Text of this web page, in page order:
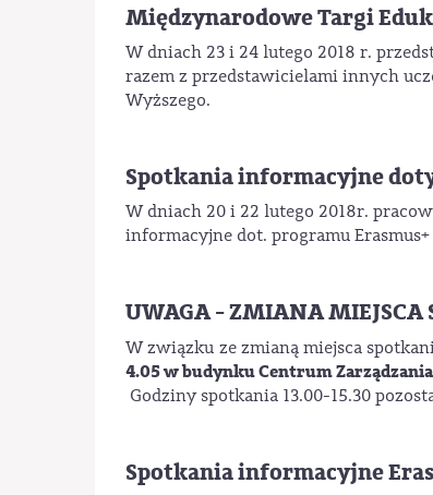
Międzynarodowe Targi
W dniach 23 i 24 lutego 2018 r.
razem z przedstawicielami innych
Wyższego.
Spotkania informacyjne
W dniach 20 i 22 lutego 2018r.
informacyjne dot. programu
UWAGA - ZMIANA MIEJSCA
W związku ze zmianą miejsca
4.05 w budynku Centrum
Godziny spotkania 13.00-15.30
Spotkania informacyjne